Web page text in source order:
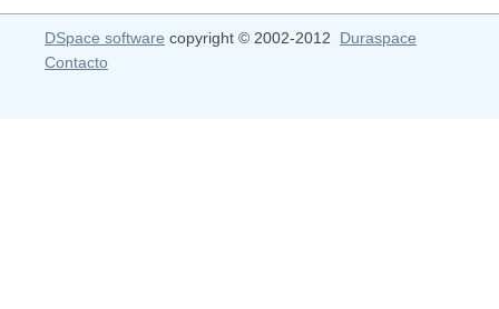
DSpace software copyright © 2002-2012 Duraspace
Contacto